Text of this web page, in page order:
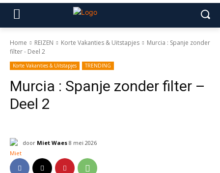
Home REIZEN Korte Vakanties & Uitstapjes
Murcia : Spanje zonder
filter - Deel 2
Korte Vakanties & Uitstapjes TRENDING
Murcia : Spanje zonder filter –
Deel 2
door Miet Waes 8 mei 2026